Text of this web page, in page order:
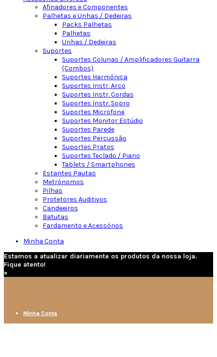
Afinadores e Componentes
Palhetas e Unhas / Dedeiras
Packs Palhetas
Palhetas
Unhas / Dedeiras
Suportes
Suportes Colunas / Amplificadores Guitarra
(Combos)
Suportes Harmónica
Suportes Instr. Arco
Suportes Instr. Cordas
Suportes Instr. Sopro
Suportes Microfone
Suportes Monitor Estúdio
Suportes Parede
Suportes Percussão
Suportes Pratos
Suportes Teclado / Piano
Tablets / Smartphones
Estantes Pautas
Metrónomos
Pilhas
Protetores Auditivos
Candeeiros
Batutas
Fardamento e Acessórios
Minha Conta
Estamos a atualizar diariamente os produtos da nossa loja.
Fique atento!
×
Minha Conta